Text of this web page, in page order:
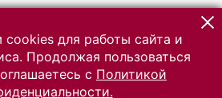
для работы сайта и
Продолжая пользоваться
с Политикой